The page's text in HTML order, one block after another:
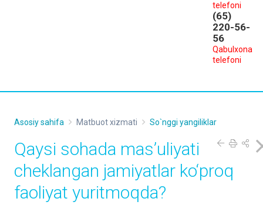
telefoni
(65)
220-56-
56
Qabulxona
telefoni
Asosiy sahifa Matbuot xizmati So`nggi yangiliklar
Qaysi sohada mas’uliyati
cheklangan jamiyatlar ko‘proq
faoliyat yuritmoqda?